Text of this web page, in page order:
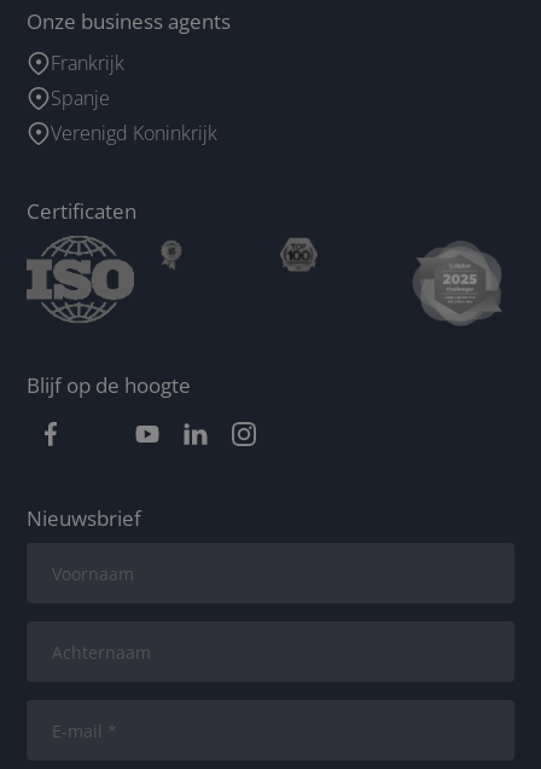
Onze business agents
Frankrijk
Spanje
Verenigd Koninkrijk
Certificaten
Blijf op de hoogte
Nieuwsbrief